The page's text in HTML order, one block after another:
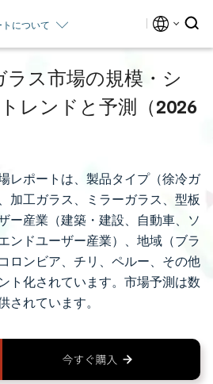
トについて
ス市場の規模・シ
レンドと予測（2026
レポートは、製品タイプ（徐冷ガ
加工ガラス、ミラーガラス、型板
ー産業（建築・建設、自動車、ソ
ンドユーザー産業）、地域（ブラ
ロンビア、チリ、ペルー、その他
ト化されています。市場予測は数
されています。